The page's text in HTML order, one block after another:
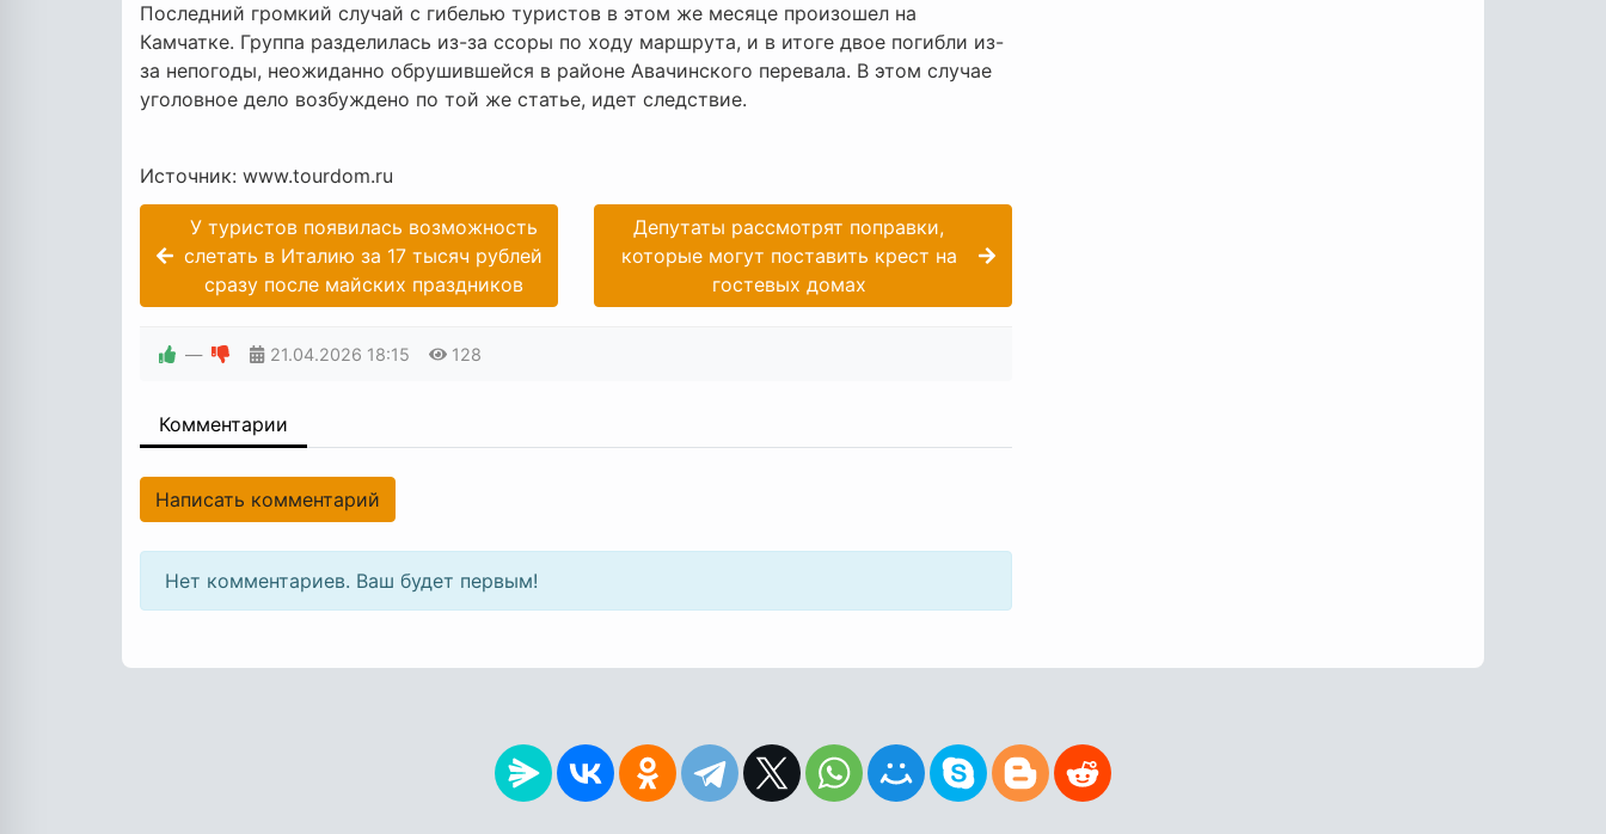
Последний громкий случай с гибелью туристов в этом же месяце произошел на
Камчатке. Группа разделилась из-за ссоры по ходу маршрута, и в итоге двое погибли из-
за непогоды, неожиданно обрушившейся в районе Авачинского перевала. В этом случае
уголовное дело возбуждено по той же статье, идет следствие.
Источник: www.tourdom.ru
У туристов появилась возможность
слетать в Италию за 17 тысяч рублей
сразу после майских праздников
Депутаты рассмотрят поправки,
которые могут поставить крест на
гостевых домах
— 21.04.2026 18:15 128
Комментарии
Написать комментарий
Нет комментариев. Ваш будет первым!